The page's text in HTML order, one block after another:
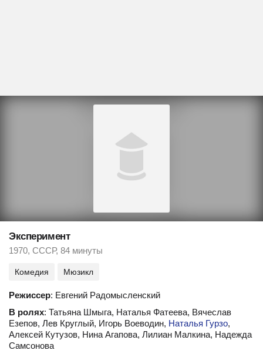
Эксперимент
1970, СССР, 84 минуты
Комедия Мюзикл
Режиссер: Евгений Радомысленский
В ролях: Татьяна Шмыга, Наталья Фатеева, Вячеслав
Езепов, Лев Круглый, Игорь Воеводин, Наталья Гурзо,
Алексей Кутузов, Нина Агапова, Лилиан Малкина, Надежда
Самсонова